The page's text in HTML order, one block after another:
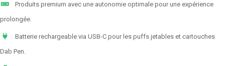
Produits premium avec une autonomie optimale pour une expérience
prolongée.
Batterie rechargeable via USB-C pour les puffs jetables et cartouches
Dab Pen.